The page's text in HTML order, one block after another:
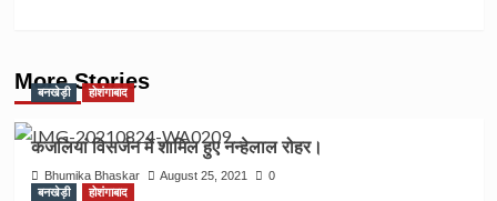
More Stories
बनखेड़ी होशंगाबाद
कजलियां विसर्जन में शामिल हुए नन्हेलाल रोहर।
Bhumika Bhaskar August 25, 2021
0
बनखेड़ी
होशंगाबाद